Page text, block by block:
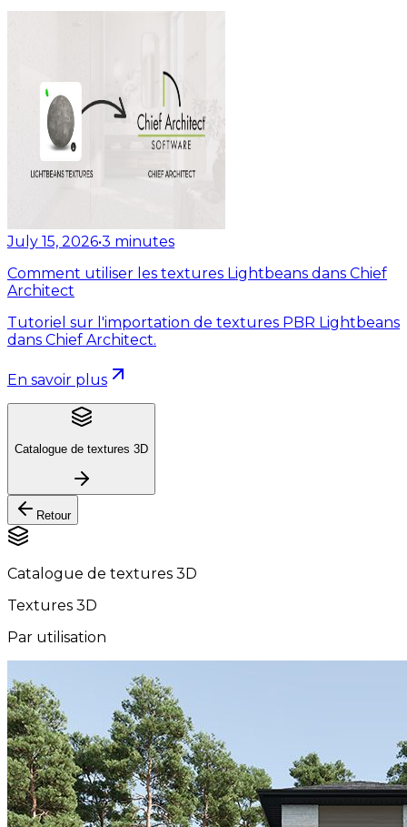
July 15, 2026•3 minutes
Comment utiliser les textures Lightbeans dans Chief
Architect
Tutoriel sur l'importation de textures PBR Lightbeans
dans Chief Architect.
En savoir plus
Catalogue de textures 3D
Retour
Catalogue de textures 3D
Textures 3D
Par utilisation